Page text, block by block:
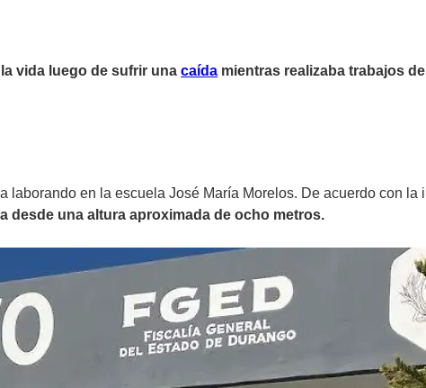
vida luego de sufrir una caída mientras realizaba trabajos
en la escuela José María Morelos. De acuerdo con la
desde una altura aproximada de ocho metros.